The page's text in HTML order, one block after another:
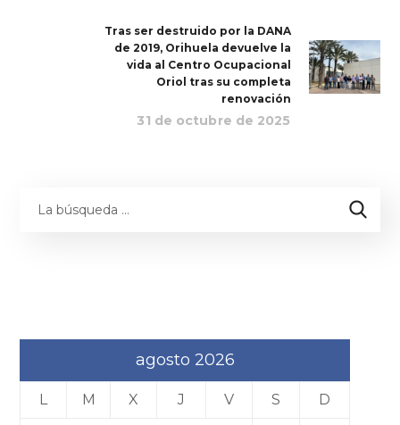
Tras ser destruido por la DANA
de 2019, Orihuela devuelve la
vida al Centro Ocupacional
Oriol tras su completa
renovación
31 de octubre de 2025
agosto 2026
L M X J V S D